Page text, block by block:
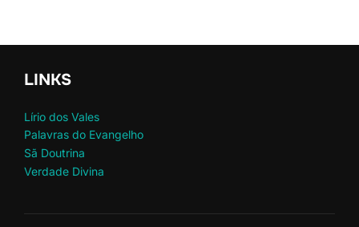
LINKS
Lírio dos Vales
Palavras do Evangelho
Sã Doutrina
Verdade Divina